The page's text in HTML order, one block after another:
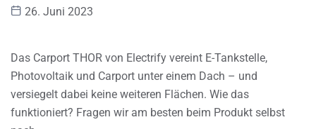
26. Juni 2023
Das Carport THOR von Electrify vereint E-Tankstelle,
Photovoltaik und Carport unter einem Dach – und
versiegelt dabei keine weiteren Flächen. Wie das
funktioniert? Fragen wir am besten beim Produkt selbst